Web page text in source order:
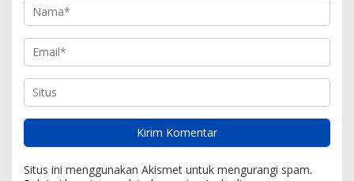
Situs ini menggunakan Akismet untuk mengurangi spam.